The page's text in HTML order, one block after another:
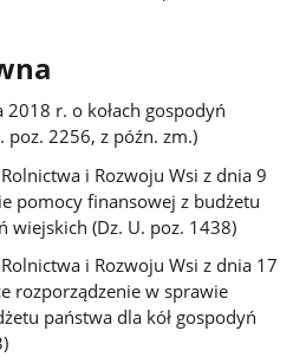
r. o kołach gospodyń
poz. 2256, z późn. zm.)
i Rozwoju Wsi z dnia 9
pomocy finansowej z budżetu
wiejskich (Dz. U. poz. 1438)
i Rozwoju Wsi z dnia 17
rozporządzenie w sprawie
państwa dla kół gospodyń